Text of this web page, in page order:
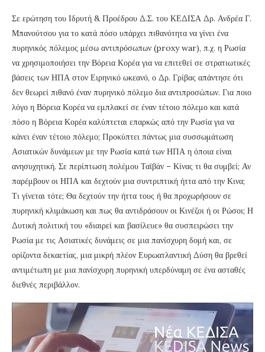
Σε ερώτηση του Ιδρυτή & Προέδρου Δ.Σ. του ΚΕΔΙΣΑ Δρ. Ανδρέα Γ.
Μπανούτσου για το κατά πόσο υπάρχει πιθανότητα να γίνει ένα
πυρηνικός πόλεμος μέσω αντιπρόσωπων (proxy war), π.χ. η Ρωσία
να χρησιμοποιήσει την Βόρεια Κορέα για να επιτεθεί σε στρατιωτικές
βάσεις των ΗΠΑ στον Ειρηνικό ωκεανό, ο Δρ. Γρίβας απάντησε ότι
δεν θεωρεί πιθανό έναν πυρηνικό πόλεμο δια αντιπροσώπων. Για ποιο
λόγο η Βόρεια Κορέα να εμπλακεί σε έναν τέτοιο πόλεμο και κατά
πόσο η Bόρεια Κορέα καλύπτεται επαρκώς από την Ρωσία για να
κάνει έναν τέτοιο πόλεμο; Προκύπτει πάντως μια συσσωμάτωση
Ασιατικών δυνάμεων με την Ρωσία κατά των ΗΠΑ η όποια είναι
ανησυχητική. Σε περίπτωση πολέμου Ταϊβάν – Κίνας τι θα συμβεί; Αν
παρέμβουν οι ΗΠΑ και δεχτούν μια συντριπτική ήττα από την Κινα;
Τι γίνεται τότε; Θα δεχτούν την ήττα τους ή θα προχωρήσουν σε
πυρηνική κλιμάκωση και πως θα αντιδράσουν οι Κινέζοι ή οι Ρώσοι; Η
Δυτική πολιτική του «διαιρεί και βασίλευε» θα συσπειρώσει την
Ρωσία με τις Ασιατικές δυνάμεις σε μια πανίσχυρη δομή και, σε
ορίζοντα δεκαετίας, μια μικρή πλέον Ευρωατλαντική Δύση θα βρεθεί
αντιμέτωπη με μια πανίσχυρη πυρηνική υπερδύναμη σε ένα ασταθές
διεθνές περιβάλλον.